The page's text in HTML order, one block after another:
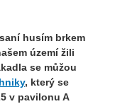
husím brkem
území žili
se můžou
, který se
v pavilonu A